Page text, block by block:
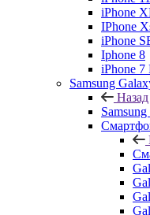
iPhone
IPhone
iPhone
Iphone 8
iPhone 7
Samsung
Назад